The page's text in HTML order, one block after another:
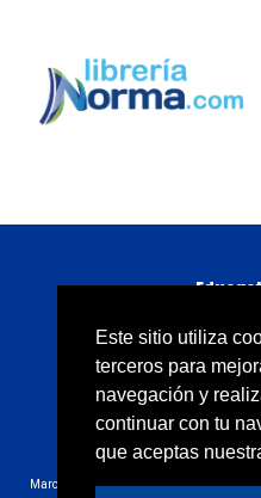
Este sitio utiliza
terceros para
navegación y
continuar con tu
que aceptas
ogotá, D.
Atención al
Quiénes somos
Marcas y signos distintivos que